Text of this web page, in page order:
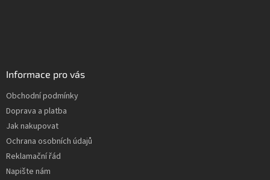
Informace pro vás
Obchodní podmínky
Doprava a platba
Jak nakupovat
Ochrana osobních údajů
Reklamační řád
Napište nám